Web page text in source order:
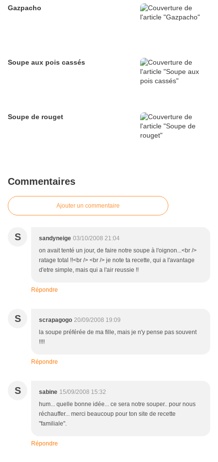
Gazpacho
Soupe aux pois cassés
Soupe de rouget
Commentaires
Ajouter un commentaire
S sandyneige 03/10/2008 21:04
on avait tenté un jour, de faire notre soupe à l'oignon...<br />
ratage total !!<br /> <br /> je note ta recette, qui a l'avantage
d'etre simple, mais qui a l'air reussie !!
Répondre
S scrapagogo 20/09/2008 19:09
la soupe préférée de ma fille, mais je n'y pense pas souvent
!!!!
Répondre
S sabine 15/09/2008 15:32
hum... quelle bonne idée... ce sera notre souper.. pour nous
réchauffer... merci beaucoup pour ton site de recette
"familiale".
Répondre